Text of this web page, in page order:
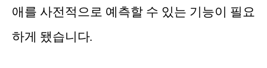
애를 사전적으로 예측할 수 있는 기능이 필요
하게 됐습니다.